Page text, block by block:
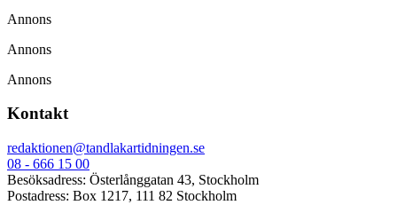
Annons
Annons
Annons
Kontakt
redaktionen@tandlakartidningen.se
08 - 666 15 00
Besöksadress: Österlånggatan 43, Stockholm
Postadress: Box 1217, 111 82 Stockholm